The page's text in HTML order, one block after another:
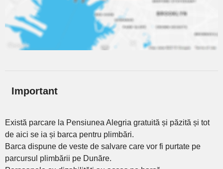
Important
Există parcare la Pensiunea Alegria gratuită și păzită și tot
de aici se ia și barca pentru plimbări.
Barca dispune de veste de salvare care vor fi purtate pe
parcursul plimbării pe Dunăre.